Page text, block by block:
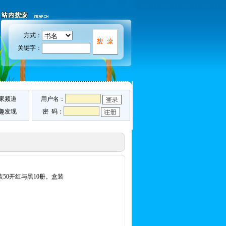
方式：
关键字：
频道
发现
用户名：
密 码：
50开红与黑10册。盒装